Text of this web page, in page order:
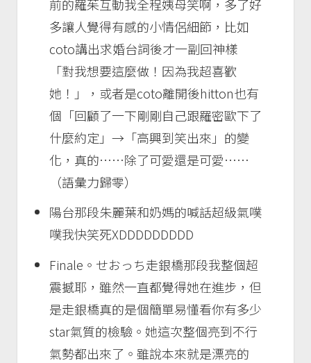
前的羅茱互動我全程姨母笑啊，多了好
多讓人覺得有感的小情侶細節，比如
coto講出求婚台詞後才一副回神樣
「對我想要這麼做！因為我超喜歡
她！」，或者是coto離開後hitton也有
個「回顧了一下剛剛自己跟羅密歐下了
什麼約定」→「高興到笑出來」的變
化，真的……除了可愛還是可愛……
（語彙力歸零）
陽台那段朱麗葉和奶媽的喊話超級氣噗
噗我快笑死XDDDDDDDDD
Finale。せおっち走銀橋那段我整個超
震撼耶，雖然一直都覺得她在進步，但
是走銀橋真的是個簡單易懂看你有多少
star氣質的檢驗。她這次整個亮到不行
氣勢都出來了。雖說本來就是漂亮的